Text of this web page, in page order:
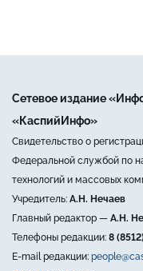
Сетевое издание
«КаспийИнфо»
Свидетельство о
Федеральной службой по
технологий и массовых
Учредитель: А.Н. Нечаев
Главный редактор — А.Н.
Телефоны редакции: 8
E-mail редакции: